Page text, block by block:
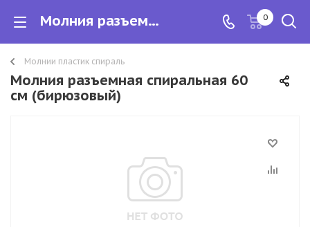
Молния разъемная спиральная 60 см 0
Молнии пластик спираль
Молния разъемная спиральная 60
см (бирюзовый)